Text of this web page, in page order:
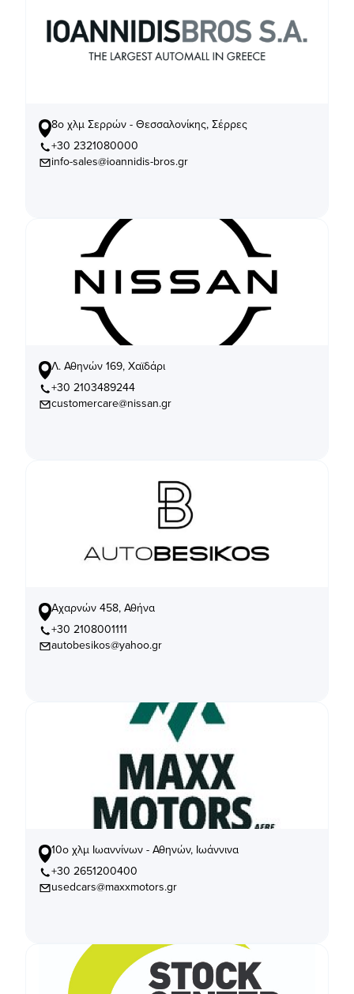
8ο χλμ Σερρών - Θεσσαλονίκης, Σέρρες
+30 2321080000
info-sales@ioannidis-bros.gr
Λ. Αθηνών 169, Χαϊδάρι
+30 2103489244
customercare@nissan.gr
Αχαρνών 458, Αθήνα
+30 2108001111
autobesikos@yahoo.gr
10ο χλμ Ιωαννίνων - Αθηνών, Ιωάννινα
+30 2651200400
usedcars@maxxmotors.gr